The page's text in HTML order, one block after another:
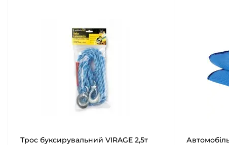
Трос буксирувальний VIRAGE 2,5т